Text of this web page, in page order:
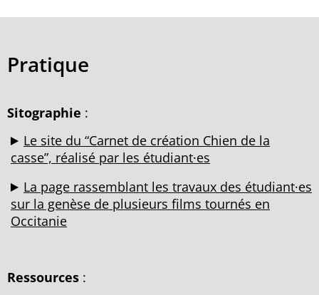
Pratique
Sitographie :
Le site du “Carnet de création Chien de la
casse”, réalisé par les étudiant·es
La page rassemblant les travaux des étudiant·es
sur la genèse de plusieurs films tournés en
Occitanie
Ressources :